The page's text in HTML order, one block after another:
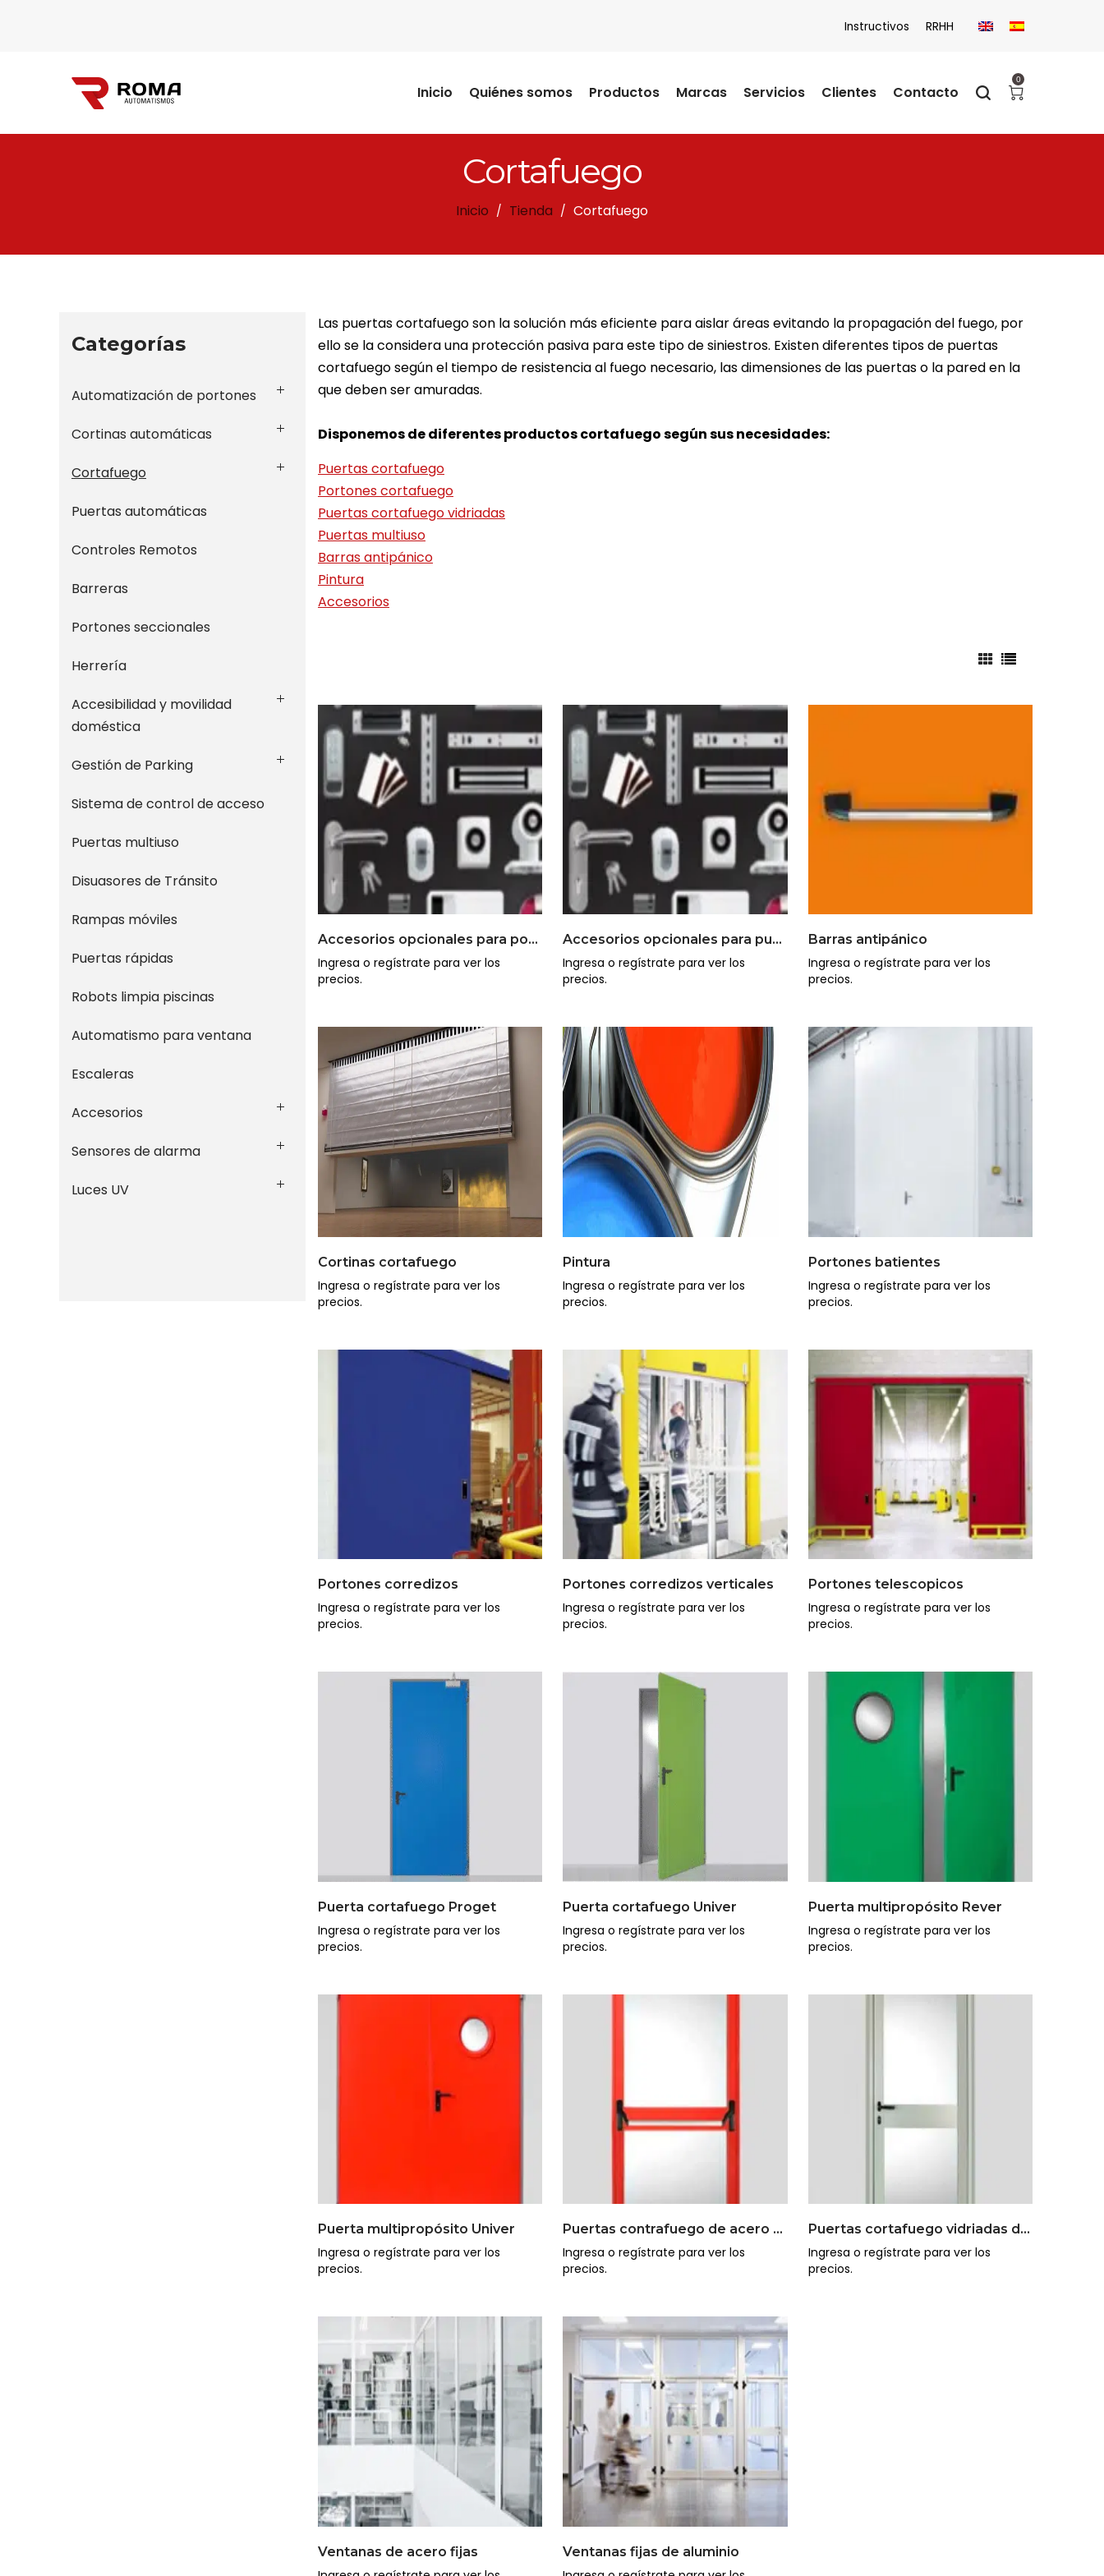
Instructivos RRHH
Roma
Inicio Quiénes somos Productos Marcas Servicios Clientes Contacto
0
Cortafuego
Inicio / Tienda / Cortafuego
Las puertas cortafuego son la solución más eficiente para aislar áreas evitando la propagación del fuego, por
ello se la considera una protección pasiva para este tipo de siniestros. Existen diferentes tipos de puertas
cortafuego según el tiempo de resistencia al fuego necesario, las dimensiones de las puertas o la pared en la
que deben ser amuradas.
Disponemos de diferentes productos cortafuego según sus necesidades:
Puertas cortafuego
Portones cortafuego
Puertas cortafuego vidriadas
Puertas multiuso
Barras antipánico
Pintura
Accesorios
Accesorios opcionales para portones cortafuego
Ingresa o regístrate para ver los
precios.
Accesorios opcionales para puertas cortafuego metálicas y puertas multipropósito
Ingresa o regístrate para ver los
precios.
Barras antipánico
Ingresa o regístrate para ver los
precios.
Cortinas cortafuego
Ingresa o regístrate para ver los
precios.
Pintura
Ingresa o regístrate para ver los
precios.
Portones batientes
Ingresa o regístrate para ver los
precios.
Portones corredizos
Ingresa o regístrate para ver los
precios.
Portones corredizos verticales
Ingresa o regístrate para ver los
precios.
Portones telescopicos
Ingresa o regístrate para ver los
precios.
Puerta cortafuego Proget
Ingresa o regístrate para ver los
precios.
Puerta cortafuego Univer
Ingresa o regístrate para ver los
precios.
Puerta multipropósito Rever
Ingresa o regístrate para ver los
precios.
Puerta multipropósito Univer
Ingresa o regístrate para ver los
precios.
Puertas contrafuego de acero vidriadas
Ingresa o regístrate para ver los
precios.
Puertas cortafuego vidriadas de aluminio
Ingresa o regístrate para ver los
precios.
Ventanas de acero fijas Ventanas fijas de aluminio
Categorías
Automatización de portones
Cortinas automáticas
Cortafuego
Puertas automáticas
Controles Remotos
Barreras
Portones seccionales
Herrería
Accesibilidad y movilidad
doméstica
Gestión de Parking
Sistema de control de acceso
Puertas multiuso
Disuasores de Tránsito
Rampas móviles
Puertas rápidas
Robots limpia piscinas
Automatismo para ventana
Escaleras
Accesorios
Sensores de alarma
Luces UV